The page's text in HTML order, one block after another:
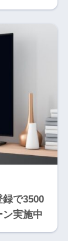
で3500
ン実施中